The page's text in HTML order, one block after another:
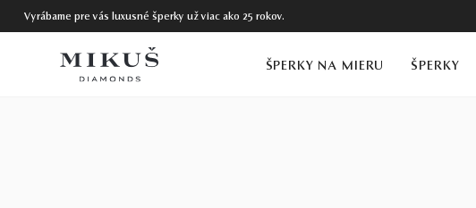
Vyrábame pre vás luxusné šperky už viac ako 25 rokov.
ŠPERKY NA MIERU ŠPERKY